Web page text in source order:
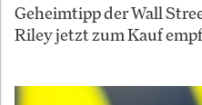
Geheimtipp der Wall
Riley jetzt zum Kauf